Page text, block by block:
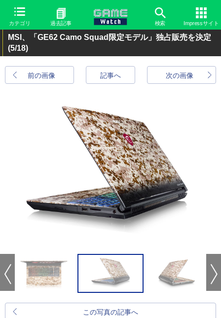
カテゴリ 過去記事 検索 Impressサイト
MSI、「GE62 Camo Squad限定モデル」独占販売を決定
(5/18)
前の画像 次の画像
記事へ
この写真の記事へ